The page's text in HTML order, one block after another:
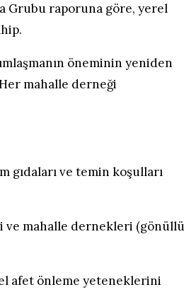
Grubu raporuna göre, yerel
öneminin yeniden
mahalle derneği
gıdaları ve temin koşulları
ve mahalle dernekleri (gönüllü
afet önleme yeteneklerini